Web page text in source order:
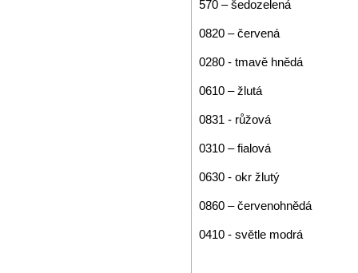
570 – šedozelená
0820 – červená
0280 - tmavě hnědá
0610 – žlutá
0831 - růžová
0310 – fialová
0630 - okr žlutý
0860 – červenohnědá
0410 - světle modrá